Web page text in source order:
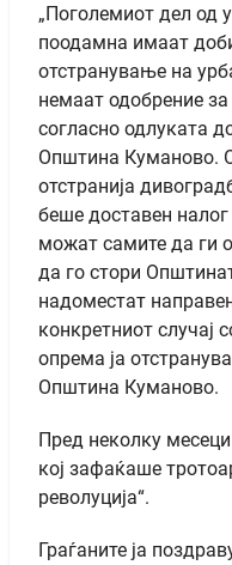
„Поголемиот дел од
поодамна имаат
отстранување на
немаат одобрение
согласно одлуката
Општина Куманово.
отстранија
беше доставен налог
можат самите да ги
да го стори
надоместат
конкретниот случај
опрема ја
Општина Куманово.
Пред неколку
кој зафаќаше
револуција“.
Граѓаните ја